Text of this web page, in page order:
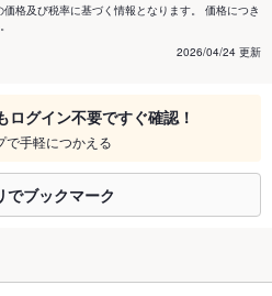
格及び税率に基づく情報となります。 価格につき
2026/04/24 更新
ログイン不要ですぐ確認！
で手軽につかえる
でブックマーク